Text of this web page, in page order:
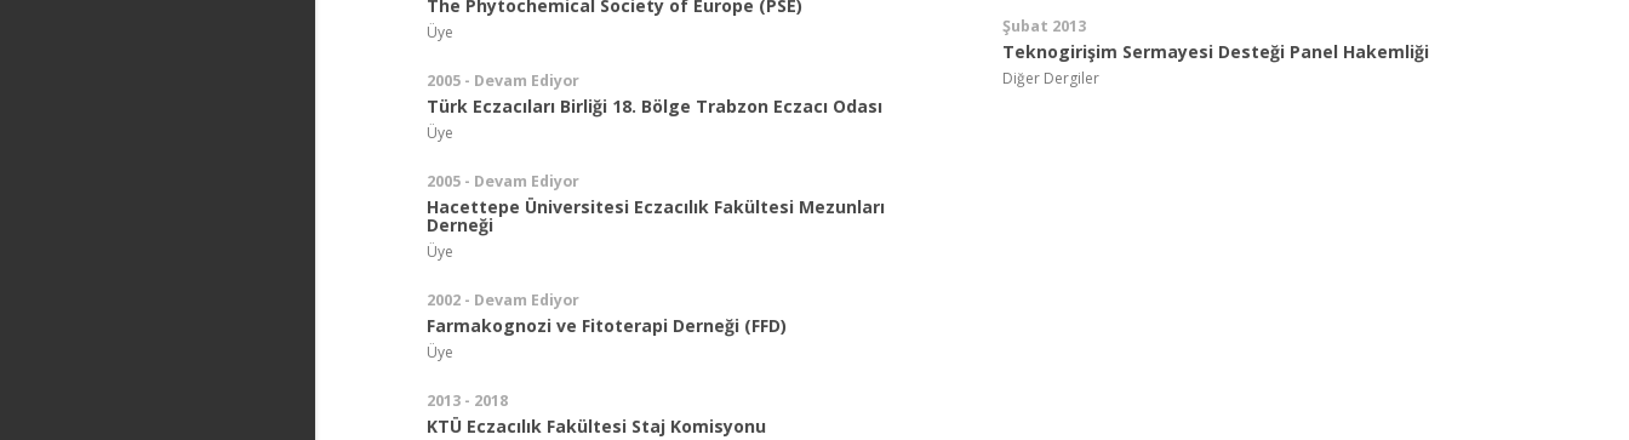
The Phytochemical Society of Europe (PSE)
Üye
2005 - Devam Ediyor
Türk Eczacıları Birliği 18. Bölge Trabzon Eczacı Odası
Üye
2005 - Devam Ediyor
Hacettepe Üniversitesi Eczacılık Fakültesi Mezunları
Derneği
Üye
2002 - Devam Ediyor
Farmakognozi ve Fitoterapi Derneği (FFD)
Üye
2013 - 2018
KTÜ Eczacılık Fakültesi Staj Komisyonu
Şubat 2013
Teknogirişim Sermayesi Desteği Panel Hakemliği
Diğer Dergiler